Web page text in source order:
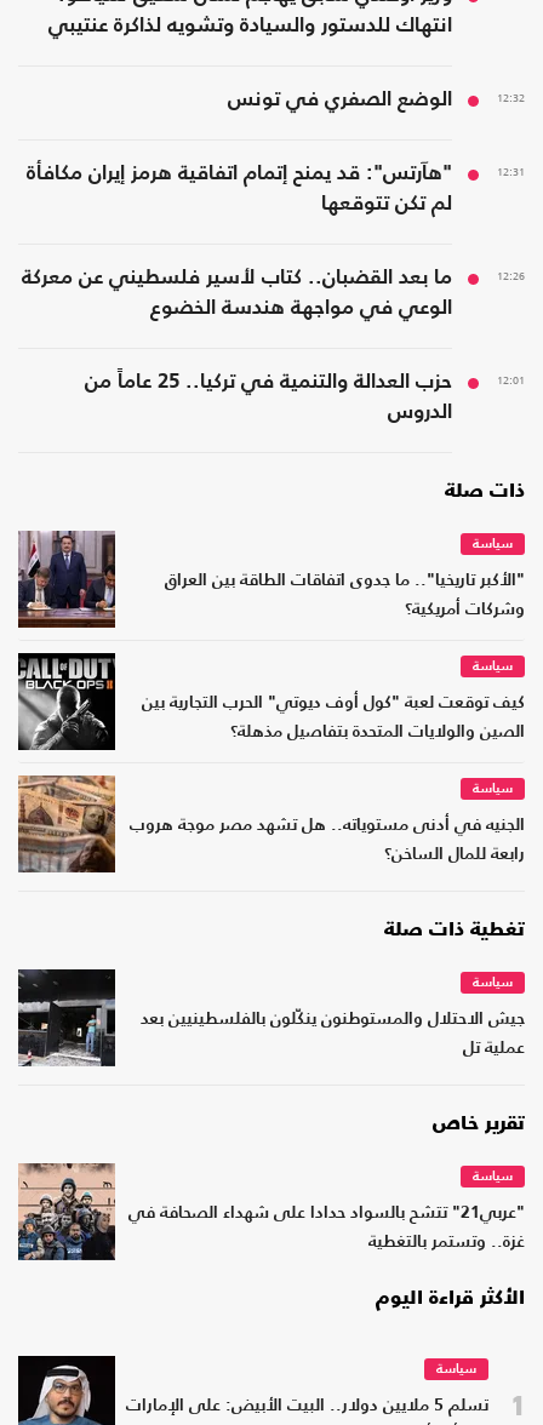
انتهاك للدستور والسيادة وتشويه لذاكرة عنتيبي
12:32 الوضع الصفري في تونس
12:31
"هآرتس": قد يمنح إتمام اتفاقية هرمز إيران مكافأة
لم تكن تتوقعها
12:26
ما بعد القضبان.. كتاب لأسير فلسطيني عن معركة
الوعي في مواجهة هندسة الخضوع
12:01
حزب العدالة والتنمية في تركيا.. 25 عاماً من
الدروس
ذات صلة
سياسة
"الأكبر تاريخيا".. ما جدوى اتفاقات الطاقة بين العراق
وشركات أمريكية؟
سياسة
كيف توقعت لعبة "كول أوف ديوتي" الحرب التجارية بين
الصين والولايات المتحدة بتفاصيل مذهلة؟
سياسة
الجنيه في أدنى مستوياته.. هل تشهد مصر موجة هروب
رابعة للمال الساخن؟
تغطية ذات صلة
سياسة
جيش الاحتلال والمستوطنون ينكّلون بالفلسطينيين بعد
عملية تل
تقرير خاص
سياسة
"عربي21" تتشح بالسواد حدادا على شهداء الصحافة في
غزة.. وتستمر بالتغطية
الأكثر قراءة اليوم
1
سياسة
تسلم 5 ملايين دولار.. البيت الأبيض: على الإمارات